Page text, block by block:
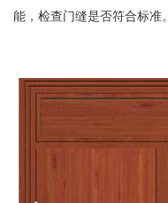
能，检查门缝是否符合标准。